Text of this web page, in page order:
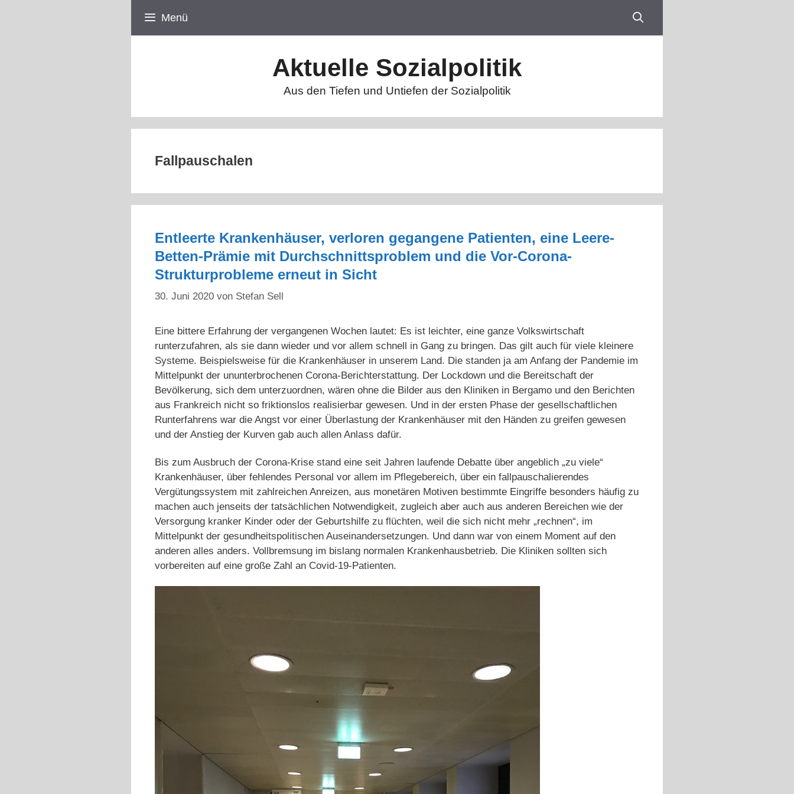
Menü
Aktuelle Sozialpolitik
Aus den Tiefen und Untiefen der Sozialpolitik
Fallpauschalen
Entleerte Krankenhäuser, verloren gegangene Patienten, eine Leere-
Betten-Prämie mit Durchschnittsproblem und die Vor-Corona-
Strukturprobleme erneut in Sicht
30. Juni 2020 von Stefan Sell
Eine bittere Erfahrung der vergangenen Wochen lautet: Es ist leichter, eine ganze Volkswirtschaft
runterzufahren, als sie dann wieder und vor allem schnell in Gang zu bringen. Das gilt auch für viele kleinere
Systeme. Beispielsweise für die Krankenhäuser in unserem Land. Die standen ja am Anfang der Pandemie im
Mittelpunkt der ununterbrochenen Corona-Berichterstattung. Der Lockdown und die Bereitschaft der
Bevölkerung, sich dem unterzuordnen, wären ohne die Bilder aus den Kliniken in Bergamo und den Berichten
aus Frankreich nicht so friktionslos realisierbar gewesen. Und in der ersten Phase der gesellschaftlichen
Runterfahrens war die Angst vor einer Überlastung der Krankenhäuser mit den Händen zu greifen gewesen
und der Anstieg der Kurven gab auch allen Anlass dafür.
Bis zum Ausbruch der Corona-Krise stand eine seit Jahren laufende Debatte über angeblich „zu viele“
Krankenhäuser, über fehlendes Personal vor allem im Pflegebereich, über ein fallpauschalierendes
Vergütungssystem mit zahlreichen Anreizen, aus monetären Motiven bestimmte Eingriffe besonders häufig zu
machen auch jenseits der tatsächlichen Notwendigkeit, zugleich aber auch aus anderen Bereichen wie der
Versorgung kranker Kinder oder der Geburtshilfe zu flüchten, weil die sich nicht mehr „rechnen“, im
Mittelpunkt der gesundheitspolitischen Auseinandersetzungen. Und dann war von einem Moment auf den
anderen alles anders. Vollbremsung im bislang normalen Krankenhausbetrieb. Die Kliniken sollten sich
vorbereiten auf eine große Zahl an Covid-19-Patienten.